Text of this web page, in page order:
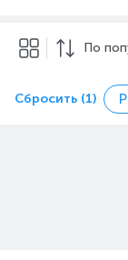
По
Сбросить (1)